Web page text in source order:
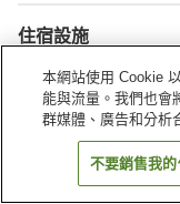
住宿設施
停車場
餐廳
本網站使用 Cookie
能與流量。我們也會
群媒體、廣告和分析
不要銷售我